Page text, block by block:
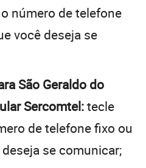
número de telefone
você deseja se
São Geraldo do
Sercomtel:tecle
de telefone fixo ou
se comunicar;